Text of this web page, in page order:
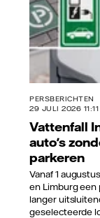
PERSBERICHTEN
29 JULI 2026 11:11
Vattenfall
auto's
parkeren
Vanaf 1
en Limburg een
langer
geselecteerde